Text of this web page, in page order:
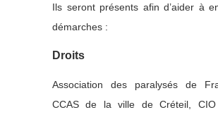
Ils seront présents afin d’aider à
démarches :
Droits
Association des paralysés de
CCAS de la ville de Créteil, CIO